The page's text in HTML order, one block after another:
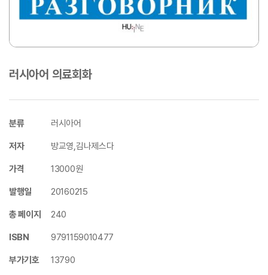
러시아어 의료회화
분류 러시아어
저자 방교영,김나제스다
가격 13000원
발행일 20160215
총 페이지 240
ISBN 9791159010477
부가기호 13790